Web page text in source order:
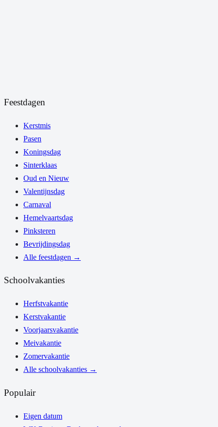
Feestdagen
Kerstmis
Pasen
Koningsdag
Sinterklaas
Oud en Nieuw
Valentijnsdag
Carnaval
Hemelvaartsdag
Pinksteren
Bevrijdingsdag
Alle feestdagen →
Schoolvakanties
Herfstvakantie
Kerstvakantie
Voorjaarsvakantie
Meivakantie
Zomervakantie
Alle schoolvakanties →
Populair
Eigen datum